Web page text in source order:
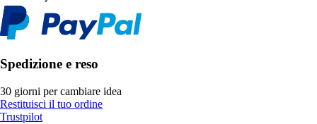
Spedizione e reso
30 giorni per cambiare idea
Restituisci il tuo ordine
Trustpilot